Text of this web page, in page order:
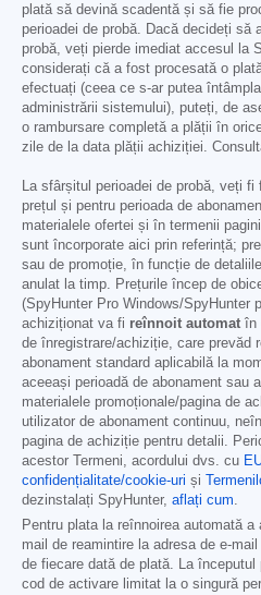
plată să devină scadentă și să fie
perioadei de probă. Dacă decideți să
probă, veți pierde imediat accesul la
considerați că a fost procesată o
efectuați (ceea ce s-ar putea
administrării sistemului), puteți, de
o rambursare completă a plății în
zile de la data plății achiziției.
La sfârșitul perioadei de probă, veți
prețul și pentru perioada de
materialele ofertei și în termenii
sunt încorporate aici prin referință;
sau de promoție, în funcție de
anulat la timp. Prețurile încep de
(SpyHunter Pro Windows/SpyHunter
achiziționat va fi reînnoit automat în
de înregistrare/achiziție, care prevăd
abonament standard aplicabilă la
aceeași perioadă de abonament sau
materialele promoționale/pagina de
utilizator de abonament continuu,
pagina de achiziție pentru detalii.
acestor Termeni, acordului dvs. cu
confidențialitate/cookie-uri și
dezinstalați SpyHunter, aflați cum.
Pentru plata la reînnoirea automată
mail de reamintire la adresa de e-
de fiecare dată de plată. La
cod de activare limitat la o singură